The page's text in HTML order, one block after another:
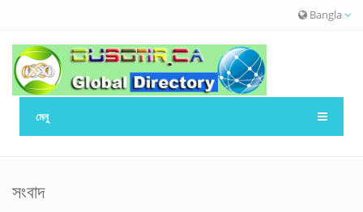
Bangla
মেনু
সংবাদ